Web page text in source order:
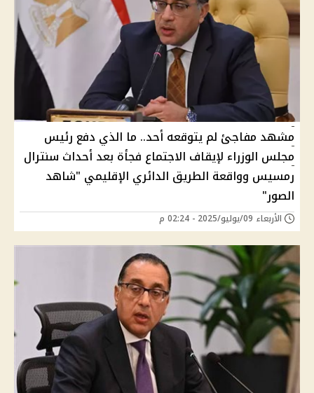
مشهد مفاجئ لم يتوقعه أحد.. ما الذي دفع رئيس
مجلس الوزراء لإيقاف الاجتماع فجأة بعد أحداث سنترال
رمسيس وواقعة الطريق الدائري الإقليمي "شاهد
الصور"
الأربعاء 09/يوليو/2025 - 02:24 م